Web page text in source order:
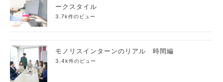
ークスタイル
3.7k件のビュー
モノリスインターンのリアル 時間編
3.4k件のビュー